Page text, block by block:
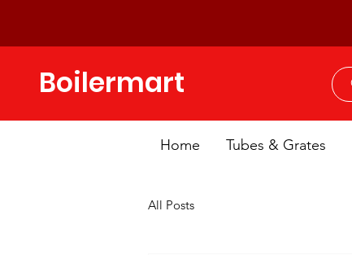
Boilermart
Home Tubes & Grates
All Posts